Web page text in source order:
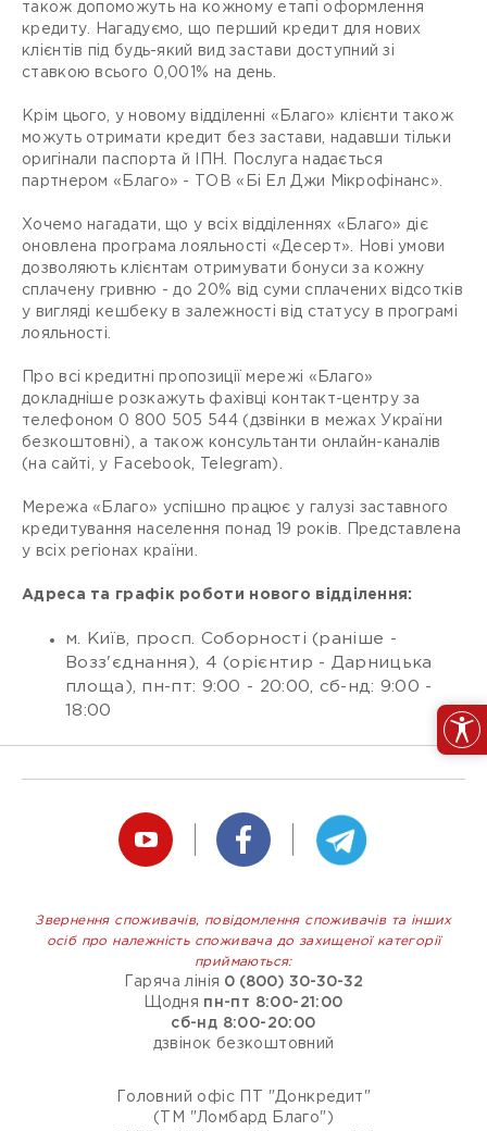
також допоможуть на кожному етапі оформлення
кредиту. Нагадуємо, що перший кредит для нових
клієнтів під будь-який вид застави доступний зі
ставкою всього 0,001% на день.
Крім цього, у новому відділенні «Благо» клієнти також
можуть отримати кредит без застави, надавши тільки
оригінали паспорта й ІПН. Послуга надається
партнером «Благо» - ТОВ «Бі Ел Джи Мікрофінанс».
Хочемо нагадати, що у всіх відділеннях «Благо» діє
оновлена програма лояльності «Десерт». Нові умови
дозволяють клієнтам отримувати бонуси за кожну
сплачену гривню - до 20% від суми сплачених відсотків
у вигляді кешбеку в залежності від статусу в програмі
лояльності.
Про всі кредитні пропозиції мережі «Благо»
докладніше розкажуть фахівці контакт-центру за
телефоном 0 800 505 544 (дзвінки в межах України
безкоштовні), а також консультанти онлайн-каналів
(на сайті, у Facebook, Telegram).
Мережа «Благо» успішно працює у галузі заставного
кредитування населення понад 19 років. Представлена
у всіх регіонах країни.
Адреса та графік роботи нового відділення:
м. Київ, просп. Соборності (раніше -
Возз'єднання), 4 (орієнтир - Дарницька
площа), пн-пт: 9:00 - 20:00, сб-нд: 9:00 -
18:00
Звернення споживачів, повідомлення споживачів та інших
осіб про належність споживача до захищеної категорії
приймаються:
Гаряча лінія 0 (800) 30-30-32
Щодня пн-пт 8:00-21:00
сб-нд 8:00-20:00
дзвінок безкоштовний
Головний офіс ПТ "Донкредит"
(ТМ "Ломбард Благо")